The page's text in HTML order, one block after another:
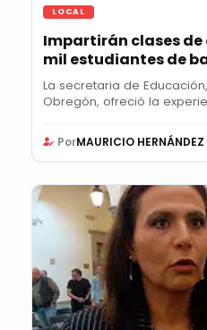
LOCAL
Impartirán clases
mil estudiantes de
La secretaria de
Obregón, ofreció la
PorMAURICIO HERNÁNDEZ